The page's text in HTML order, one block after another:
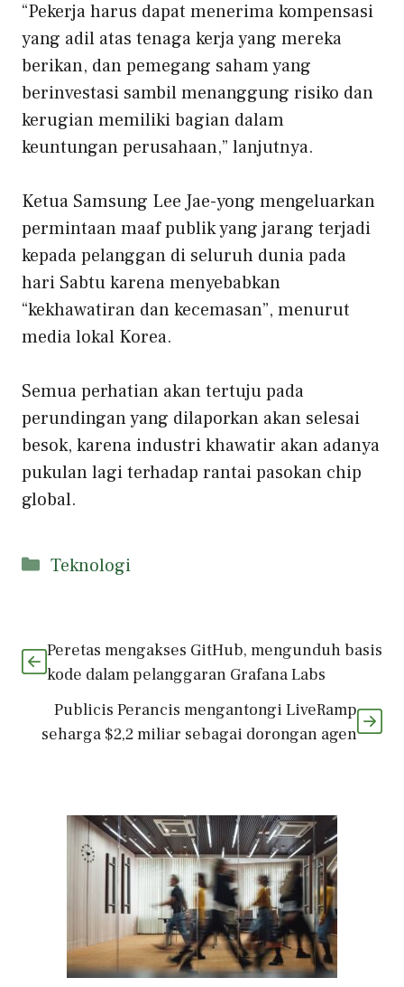
“Pekerja harus dapat menerima kompensasi
yang adil atas tenaga kerja yang mereka
berikan, dan pemegang saham yang
berinvestasi sambil menanggung risiko dan
kerugian memiliki bagian dalam
keuntungan perusahaan,” lanjutnya.
Ketua Samsung Lee Jae-yong mengeluarkan
permintaan maaf publik yang jarang terjadi
kepada pelanggan di seluruh dunia pada
hari Sabtu karena menyebabkan
“kekhawatiran dan kecemasan”, menurut
media lokal Korea.
Semua perhatian akan tertuju pada
perundingan yang dilaporkan akan selesai
besok, karena industri khawatir akan adanya
pukulan lagi terhadap rantai pasokan chip
global.
Kategori
Teknologi
Peretas mengakses GitHub, mengunduh basis
kode dalam pelanggaran Grafana Labs
Publicis Perancis mengantongi LiveRamp
seharga $2,2 miliar sebagai dorongan agen